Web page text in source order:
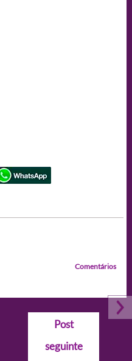
Comentários
Post
seguinte